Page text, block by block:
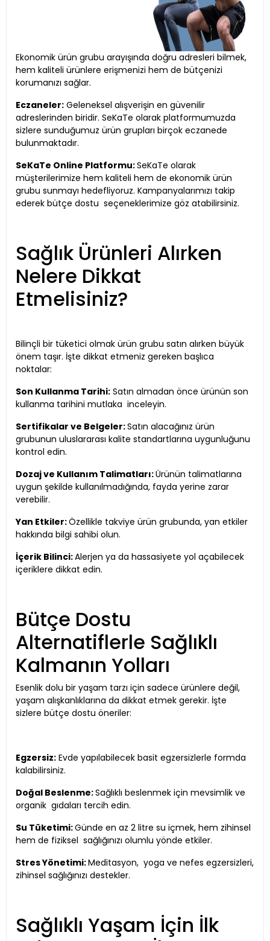
Ekonomik ürün grubu arayışında doğru adresleri bilmek,
hem kaliteli ürünlere erişmenizi hem de bütçenizi
korumanızı sağlar.
Eczaneler: Geleneksel alışverişin en güvenilir
adreslerinden biridir. SeKaTe olarak platformumuzda
sizlere sunduğumuz ürün grupları birçok eczanede
bulunmaktadır.
SeKaTe Online Platformu:SeKaTe olarak
müşterilerimize hem kaliteli hem de ekonomik ürün
grubu sunmayı hedefliyoruz. Kampanyalarımızı takip
ederek bütçe dostu seçeneklerimize göz atabilirsiniz.
Sağlık Ürünleri Alırken
Nelere Dikkat
Etmelisiniz?
Bilinçli bir tüketici olmak ürün grubu satın alırken büyük
önem taşır. İşte dikkat etmeniz gereken başlıca
noktalar:
Son Kullanma Tarihi: Satın almadan önce ürünün son
kullanma tarihini mutlaka inceleyin.
Sertifikalar ve Belgeler:Satın alacağınız ürün
grubunun uluslararası kalite standartlarına uygunluğunu
kontrol edin.
Dozaj ve Kullanım Talimatları:Ürünün talimatlarına
uygun şekilde kullanılmadığında, fayda yerine zarar
verebilir.
Yan Etkiler:Özellikle takviye ürün grubunda, yan etkiler
hakkında bilgi sahibi olun.
İçerik Bilinci:Alerjen ya da hassasiyete yol açabilecek
içeriklere dikkat edin.
Bütçe Dostu
Alternatiflerle Sağlıklı
Kalmanın Yolları
Esenlik dolu bir yaşam tarzı için sadece ürünlere değil,
yaşam alışkanlıklarına da dikkat etmek gerekir. İşte
sizlere bütçe dostu öneriler:
Egzersiz: Evde yapılabilecek basit egzersizlerle formda
kalabilirsiniz.
Doğal Beslenme:Sağlıklı beslenmek için mevsimlik ve
organik gıdaları tercih edin.
Su Tüketimi:Günde en az 2 litre su içmek, hem zihinsel
hem de fiziksel sağlığınızı olumlu yönde etkiler.
Stres Yönetimi:Meditasyon, yoga ve nefes egzersizleri,
zihinsel sağlığınızı destekler.
Sağlıklı Yaşam İçin İlk